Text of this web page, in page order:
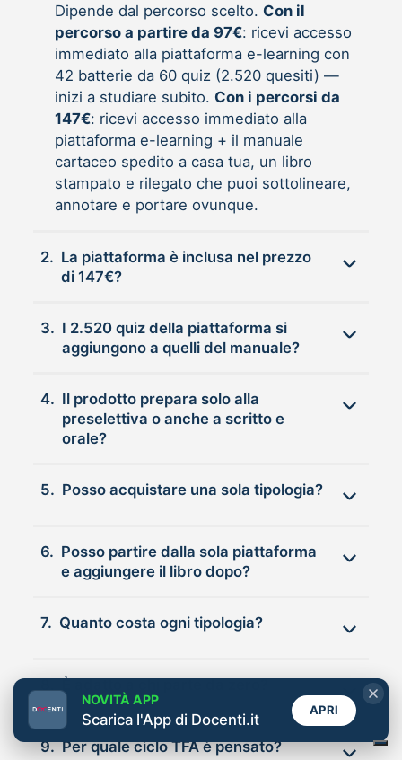
Dipende dal percorso scelto. Con il
percorso a partire da 97€: ricevi accesso
immediato alla piattaforma e-learning con
42 batterie da 60 quiz (2.520 quesiti) —
inizi a studiare subito. Con i percorsi da
147€: ricevi accesso immediato alla
piattaforma e-learning + il manuale
cartaceo spedito a casa tua, un libro
stampato e rilegato che puoi sottolineare,
annotare e portare ovunque.
2. La piattaforma è inclusa nel prezzo
di 147€?
3. I 2.520 quiz della piattaforma si
aggiungono a quelli del manuale?
4. Il prodotto prepara solo alla
preselettiva o anche a scritto e
orale?
5. Posso acquistare una sola tipologia?
6. Posso partire dalla sola piattaforma
e aggiungere il libro dopo?
7. Quanto costa ogni tipologia?
8. È adatto a chi parte da zero?
9. Per quale ciclo TFA è pensato?
NOVITÀ APP
Scarica l'App di Docenti.it
APRI